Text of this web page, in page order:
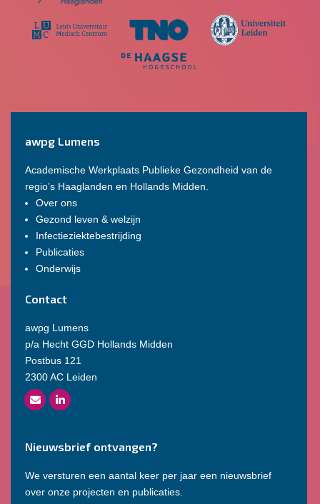
awpg Lumens
Academische Werkplaats Publieke Gezondheid van de
regio’s Haaglanden en Hollands Midden.
Over ons
Gezond leven & welzijn
Infectieziektebestrijding
Publicaties
Onderwijs
Contact
awpg Lumens
p/a Hecht GGD Hollands Midden
Postbus 121
2300 AC Leiden
Nieuwsbrief ontvangen?
We versturen een aantal keer per jaar een nieuwsbrief
over onze projecten en publicaties.